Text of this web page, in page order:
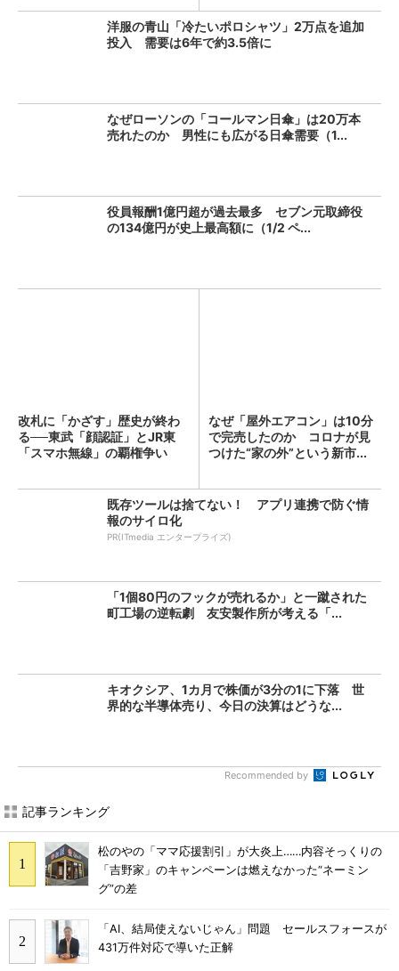
洋服の青山「冷たいポロシャツ」2万点を追加
投入 需要は6年で約3.5倍に
なぜローソンの「コールマン日傘」は20万本
売れたのか 男性にも広がる日傘需要（1...
役員報酬1億円超が過去最多 セブン元取締役
の134億円が史上最高額に（1/2 ペ...
改札に「かざす」歴史が終わ
る──東武「顔認証」とJR東
「スマホ無線」の覇権争い
なぜ「屋外エアコン」は10分
で完売したのか コロナが見
つけた“家の外”という新市...
既存ツールは捨てない！ アプリ連携で防ぐ情
報のサイロ化
PR(ITmedia エンタープライズ)
「1個80円のフックが売れるか」と一蹴された
町工場の逆転劇 友安製作所が考える「...
キオクシア、1カ月で株価が3分の1に下落 世
界的な半導体売り、今日の決算はどうな...
Recommended by
記事ランキング
松のやの「ママ応援割引」が大炎上……内容そっくりの
「吉野家」のキャンペーンは燃えなかった“ネーミン
グ”の差
「AI、結局使えないじゃん」問題 セールスフォースが
431万件対応で導いた正解